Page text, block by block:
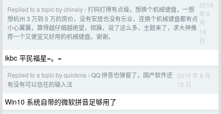
Replied to a topic by chinaiy › 打码打得有点燥，想换个机械键盘，一想
想杭州 3 万到 5 万的房价，没有安居也没有乐业，连换个机械键盘都有点
小心翼翼，算得越仔细越绝望，烦躁，说了这么多，主题来了，求大神推
荐一个又便宜又好用的机械键盘。谢谢。
2019
年 8
月
19
日
ikbc 平民福星=。=
Replied to a topic by quickma › QQ 拼音也弹窗了，国产软件还
有没有可以信任的输入法
2019 年 8 月
15 日
Win10 系统自带的微软拼音足够用了